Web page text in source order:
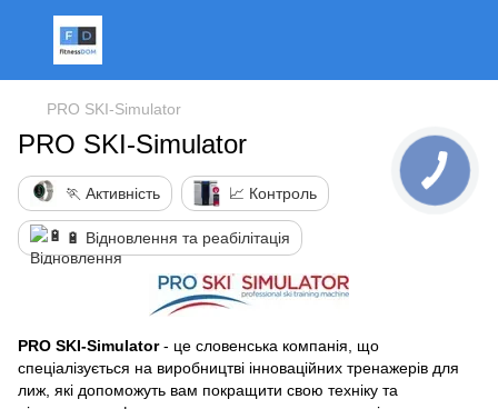
PRO SKI-Simulator
PRO SKI-Simulator
🏃 Активність 📈 Контроль
🔋 Відновлення та реабілітація
PRO SKI-Simulator- це словенська компанія, що
спеціалізується на виробництві інноваційних тренажерів для
лиж, які допоможуть вам покращити свою техніку та